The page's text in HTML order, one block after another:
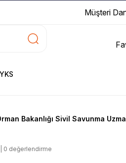
Müşteri
YKS
Bakanlığı Sivil Savunma
0 değerlendirme